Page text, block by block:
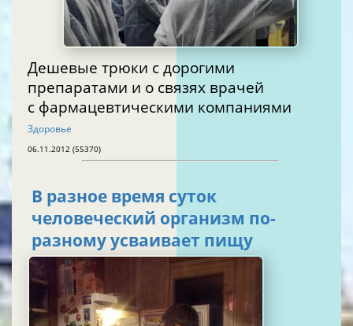
Дешевые трюки с дорогими
препаратами и о связях врачей
с фармацевтическими компаниями
Здоровье
06.11.2012 (55370)
В разное время суток
человеческий организм по-
разному усваивает пищу